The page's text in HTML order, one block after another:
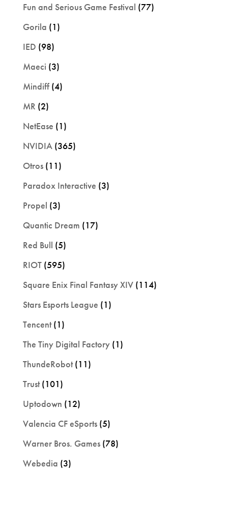
Fun and Serious Game Festival (77)
Gorila (1)
IED (98)
Maeci (3)
Mindiff(4)
MR (2)
NetEase (1)
NVIDIA(365)
Otros(11)
Paradox Interactive (3)
Propel (3)
Quantic Dream (17)
Red Bull (5)
RIOT(595)
Square Enix Final Fantasy XIV(114)
Stars Esports League (1)
Tencent(1)
The Tiny Digital Factory(1)
ThundeRobot(11)
Trust(101)
Uptodown (12)
Valencia CF eSports(5)
Warner Bros. Games(78)
Webedia (3)